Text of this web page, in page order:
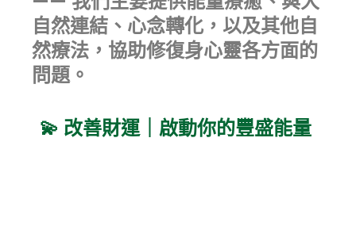
自然連結、心念轉化，以及其他自
然療法，協助修復身心靈各方面的
問題。
💫 改善財運｜啟動你的豐盛能量